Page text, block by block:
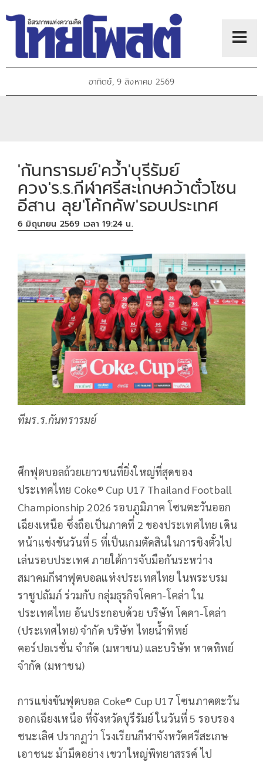
อาทิตย์, 9 สิงหาคม 2569
'กันทรารมย์'คว้ำ'บุรีรัมย์
ควง'ร.ร.กีฬาศรีสะเกษคว้าตั๋วโซน
อีสาน ลุย'โค้กคัพ'รอบประเทศ
6 มิถุนายน 2569 เวลา 19:24 น.
ทีมร.ร.กันทรารมย์
ศึกฟุตบอลถ้วยเยาวชนที่ยิ่งใหญ่ที่สุดของ
ประเทศไทย Coke® Cup U17 Thailand Football
Championship 2026 รอบภูมิภาค โซนตะวันออก
เฉียงเหนือ ซึ่งถือเป็นภาคที่ 2 ของประเทศไทย เดิน
หน้าแข่งขันวันที่ 5 ที่เป็นเกมตัดสินในการชิงตั๋วไป
เล่นรอบประเทศ ภายใต้การจับมือกันระหว่าง
สมาคมกีฬาฟุตบอลแห่งประเทศไทย ในพระบรม
ราชูปถัมภ์ ร่วมกับ กลุ่มธุรกิจโคคา-โคล่า ใน
ประเทศไทย อันประกอบด้วย บริษัท โคคา-โคล่า
(ประเทศไทย) จำกัด บริษัท ไทยน้ำทิพย์
คอร์ปอเรชั่น จำกัด (มหาชน) และบริษัท หาดทิพย์
จำกัด (มหาชน)
การแข่งขันฟุตบอล Coke® Cup U17 โซนภาคตะวัน
ออกเฉียงเหนือ ที่จังหวัดบุรีรัมย์ ในวันที่ 5 รอบรอง
ชนะเลิศ ปรากฏว่า โรงเรียนกีฬาจังหวัดศรีสะเกษ
เอาชนะ ม้ามืดอย่าง เขวาใหญ่พิทยาสรรค์ ไป